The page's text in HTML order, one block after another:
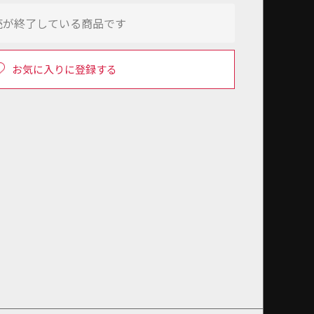
お気に入りに登録する
終了している商品です